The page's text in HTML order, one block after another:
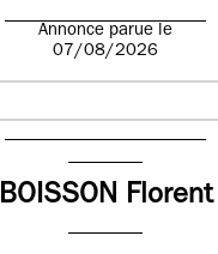
Annonce parue le
07/08/2026
BOISSON Florent